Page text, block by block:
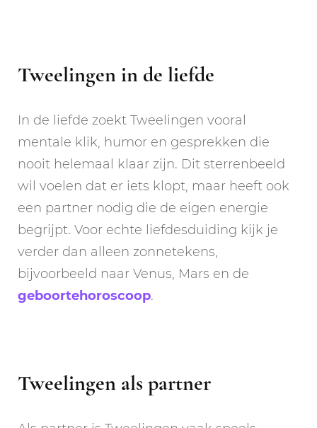
Tweelingen in de liefde
In de liefde zoekt Tweelingen vooral
mentale klik, humor en gesprekken die
nooit helemaal klaar zijn. Dit sterrenbeeld
wil voelen dat er iets klopt, maar heeft ook
een partner nodig die de eigen energie
begrijpt. Voor echte liefdesduiding kijk je
verder dan alleen zonnetekens,
bijvoorbeeld naar Venus, Mars en de
geboortehoroscoop.
Tweelingen als partner